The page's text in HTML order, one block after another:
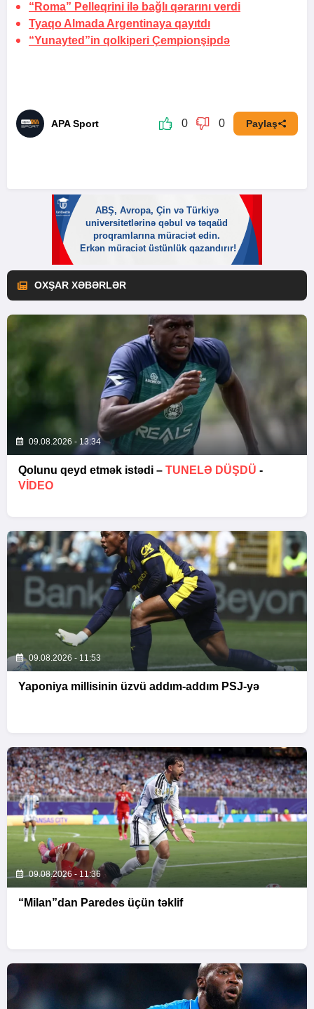
“Roma” Pelleqrini ilə bağlı qərarını verdi
Tyaqo Almada Argentinaya qayıtdı
“Yunayted”in qolkiperi Çempionşipdə
APA Sport 0 0 Paylaş
OXŞAR XƏBƏRLƏR
09.08.2026 - 13:34
Qolunu qeyd etmək istədi – TUNELƏ DÜŞDÜ -
VİDEO
09.08.2026 - 11:53
Yaponiya millisinin üzvü addım-addım PSJ-yə
09.08.2026 - 11:36
“Milan”dan Paredes üçün təklif